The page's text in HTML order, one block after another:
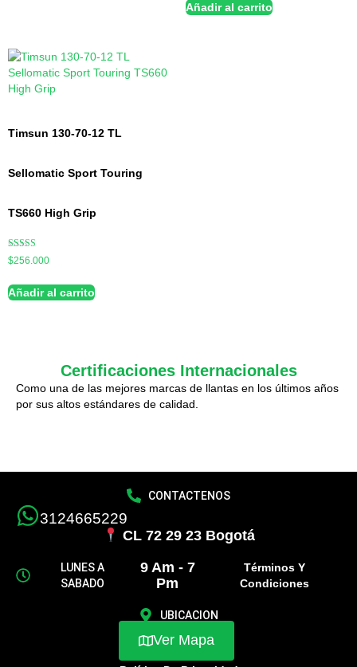
Añadir al carrito
Timsun 130-70-12 TL
Sellomatic Sport Touring
TS660 High Grip
Valorado con
5.00
$256.000
Añadir al carrito
Certificaciones Internacionales
Como una de las mejores marcas de llantas en los últimos años
por sus altos estándares de calidad.
CONTACTENOS
3124665229
CL 72 29 23 Bogotá
LUNES A
SABADO
9 Am - 7
Pm
Términos Y
Condiciones
UBICACION
Ver Mapa